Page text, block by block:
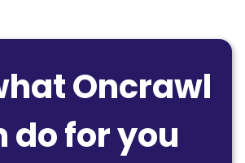
Oncrawl
do for you